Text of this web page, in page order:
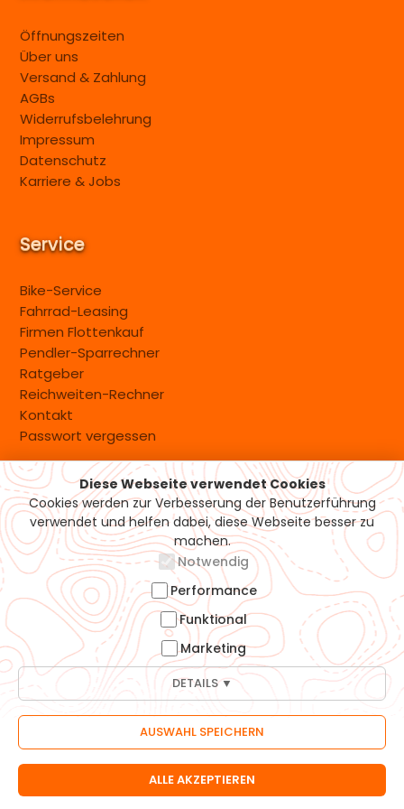
Öffnungszeiten
Über uns
Versand & Zahlung
AGBs
Widerrufsbelehrung
Impressum
Datenschutz
Karriere & Jobs
Service
Bike-Service
Fahrrad-Leasing
Firmen Flottenkauf
Pendler-Sparrechner
Ratgeber
Reichweiten-Rechner
Kontakt
Passwort vergessen
Versand & Zahlung
Diese Webseite verwendet Cookies
Cookies werden zur Verbesserung der Benutzerführung
verwendet und helfen dabei, diese Webseite besser zu
machen.
Notwendig
Performance
Funktional
Marketing
DETAILS ▼